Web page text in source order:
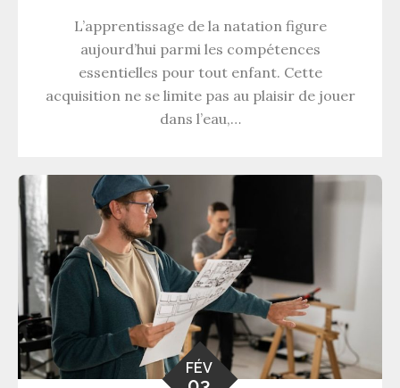
L’apprentissage de la natation figure
aujourd’hui parmi les compétences
essentielles pour tout enfant. Cette
acquisition ne se limite pas au plaisir de jouer
dans l’eau,…
FÉV